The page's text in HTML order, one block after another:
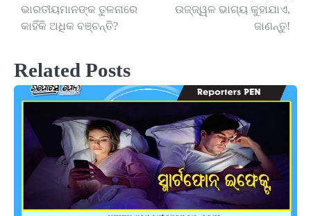
ଭାରତୀୟମାନଙ୍କ ତୁଳନାରେ
କାହିଁକି ଅଧିକ ବଞ୍ଚନ୍ତି?
ଉଜ୍ଜ୍ୱଳ ଭାଗ୍ୟ କୁହାଯାଏ,
ଜାଣନ୍ତୁ!
Related Posts